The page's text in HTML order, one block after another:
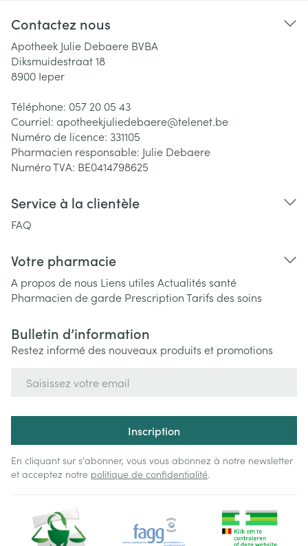
Contactez nous
Apotheek Julie Debaere BVBA
Diksmuidestraat 18
8900 Ieper
Téléphone: 057 20 05 43
Courriel: apotheekjuliedebaere@telenet.be
Numéro de licence: 331105
Pharmacien responsable: Julie Debaere
Numéro TVA: BE0414798625
Service à la clientèle
FAQ
Votre pharmacie
A propos de nous Liens utiles Actualités santé
Pharmacien de garde PrescriptionTarifs des soins
Bulletin d’information
Restez informé des nouveaux produits et promotions
Inscription
En cliquant sur s'abonner, vous vous abonnez à notre newsletter
et acceptez notre politique de confidentialité.